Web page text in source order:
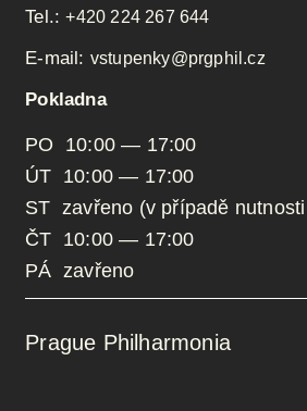
Tel.:+420 224 267 644
E-mail: vstupenky@prgphil.cz
Pokladna
PO 10:00 — 17:00
ÚT 10:00 — 17:00
ST zavřeno (v případě
ČT 10:00 — 17:00
PÁ zavřeno
Prague Philharmonia